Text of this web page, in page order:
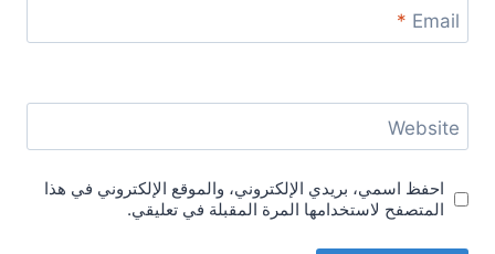
Email
*
Website
احفظ اسمي، بريدي الإلكتروني، والموقع الإلكتروني في هذا
المتصفح لاستخدامها المرة المقبلة في تعليقي.